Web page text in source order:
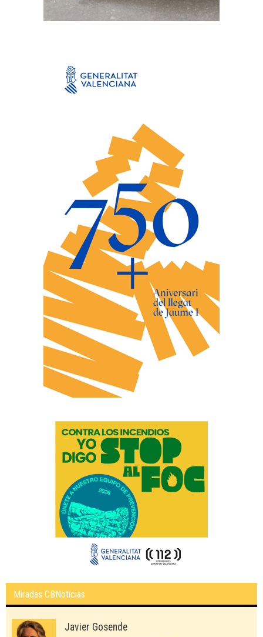
Miradas CBNoticias
Javier Gosende